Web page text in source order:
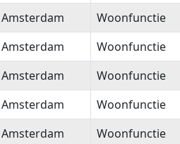
Amsterdam Woonfunctie
Amsterdam Woonfunctie
Amsterdam Woonfunctie
Amsterdam Woonfunctie
Amsterdam Woonfunctie